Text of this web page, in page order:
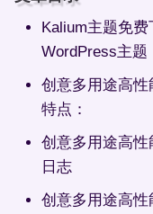
Kalium主题免
WordPress主题
创意多用途高
特点：
创意多用途高
日志
创意多用途高